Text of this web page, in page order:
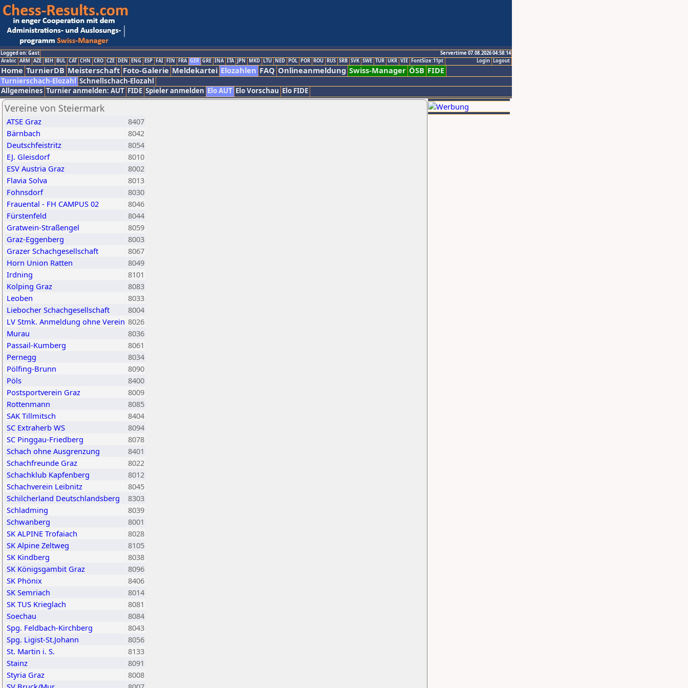
Logged on: Gast
Servertime 07.08.2026 04:58:14
Logout
Login
Arabic ARM AZE BIH BUL CAT CHN CRO CZE DEN ENG ESP FAI FIN FRA GER GRE INA ITA JPN MKD LTU NED POL POR ROU RUS SRB SVK SWE TUR UKR VIE FontSize:11pt
Home TurnierDB Meisterschaft Foto-Galerie Meldekartei Elozahlen FAQ Onlineanmeldung Swiss-Manager ÖSB FIDE
Turnierschach-Elozahl Schnellschach-Elozahl
Allgemeines Turnier anmelden: AUT FIDE Spieler anmelden Elo AUT Elo Vorschau Elo FIDE
Vereine von Steiermark
ATSE Graz
8407
Bärnbach
8042
Deutschfeistritz
8054
EJ. Gleisdorf
8010
ESV Austria Graz
8002
Flavia Solva
8013
Fohnsdorf
8030
Frauental - FH CAMPUS 02
8046
Fürstenfeld
8044
Gratwein-Straßengel
8059
Graz-Eggenberg
8003
Grazer Schachgesellschaft
8067
Horn Union Ratten
8049
Irdning
8101
Kolping Graz
8083
Leoben
8033
Liebocher Schachgesellschaft
8004
LV Stmk. Anmeldung ohne Verein 8026
Murau
8036
Passail-Kumberg
8061
Pernegg
8034
Pölfing-Brunn
8090
Pöls
8400
Postsportverein Graz
8009
Rottenmann
8085
SAK Tillmitsch
8404
SC Extraherb WS
8094
SC Pinggau-Friedberg
8078
Schach ohne Ausgrenzung
8401
Schachfreunde Graz
8022
Schachklub Kapfenberg
8012
Schachverein Leibnitz
8045
Schilcherland Deutschlandsberg
8303
Schladming
8039
Schwanberg
8001
SK ALPINE Trofaiach
8028
SK Alpine Zeltweg
8105
SK Kindberg
8038
SK Königsgambit Graz
8096
SK Phönix
8406
SK Semriach
8014
SK TUS Krieglach
8081
Soechau
8084
Spg. Feldbach-Kirchberg
8043
Spg. Ligist-St.Johann
8056
St. Martin i. S.
8133
Stainz
8091
Styria Graz
8008